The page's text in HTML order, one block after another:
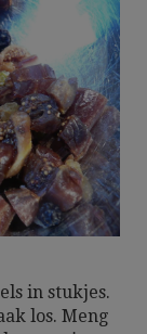
in stukjes.
los. Meng